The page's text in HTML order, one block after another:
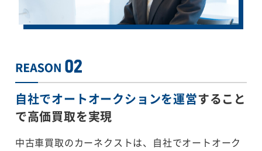
自社でオートオークションを運営すること
で高価買取を実現
中古車買取のカーネクストは、自社でオートオーク